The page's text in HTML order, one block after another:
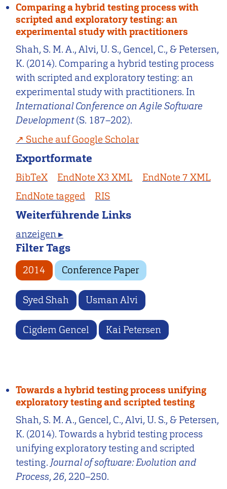
Comparing a hybrid testing process with
scripted and exploratory testing: an
experimental study with practitioners
Shah, S. M. A., Alvi, U. S., Gencel, C., & Petersen,
K. (2014). Comparing a hybrid testing process
with scripted and exploratory testing: an
experimental study with practitioners. In
International Conference on Agile Software
Development(S. 187–202).
Suche auf Google Scholar
Exportformate
BibTeX EndNote X3 XML
EndNote 7 XML
EndNote tagged
RIS
Weiterführende Links
anzeigen ▸
Filter Tags
2014 Conference Paper
Syed Shah Usman Alvi
Cigdem Gencel Kai Petersen
Towards a hybrid testing process unifying
exploratory testing and scripted testing
Shah, S. M. A., Gencel, C., Alvi, U. S., & Petersen,
K. (2014). Towards a hybrid testing process
unifying exploratory testing and scripted
testing. Journal of software: Evolution and
Process,26, 220–250.